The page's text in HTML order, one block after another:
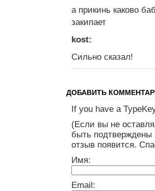
а прикинь каково
закипает
kost:
Сильно сказал!
ДОБАВИТЬ
If you have a
(Если вы не
быть
отзыв появится.
Имя:
Email: